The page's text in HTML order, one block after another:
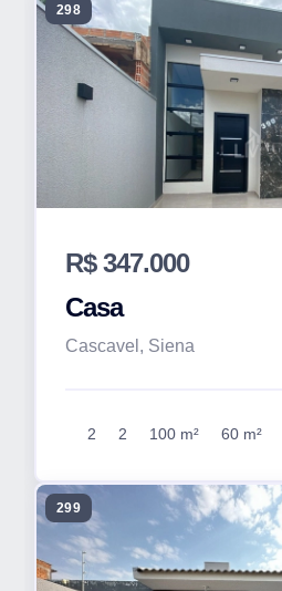
298
R$ 347.000
Casa
Cascavel, Siena
2 2 100 m² 60 m²
299